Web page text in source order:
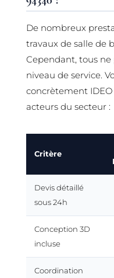
De nombreux
travaux de salle de
Cependant, tous
niveau de service.
concrètement
acteurs du secteur :
Critère
Devis détaillé
sous 24h
Conception 3D
incluse
Coordination